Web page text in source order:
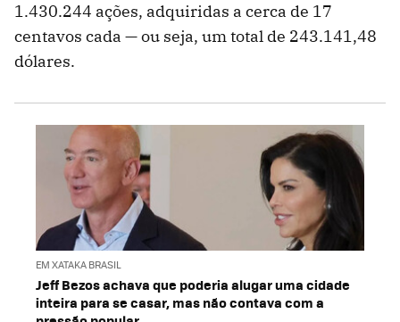
1.430.244 ações, adquiridas a cerca de 17
centavos cada — ou seja, um total de 243.141,48
dólares.
EM XATAKA BRASIL
Jeff Bezos achava que poderia alugar uma cidade
inteira para se casar, mas não contava com a